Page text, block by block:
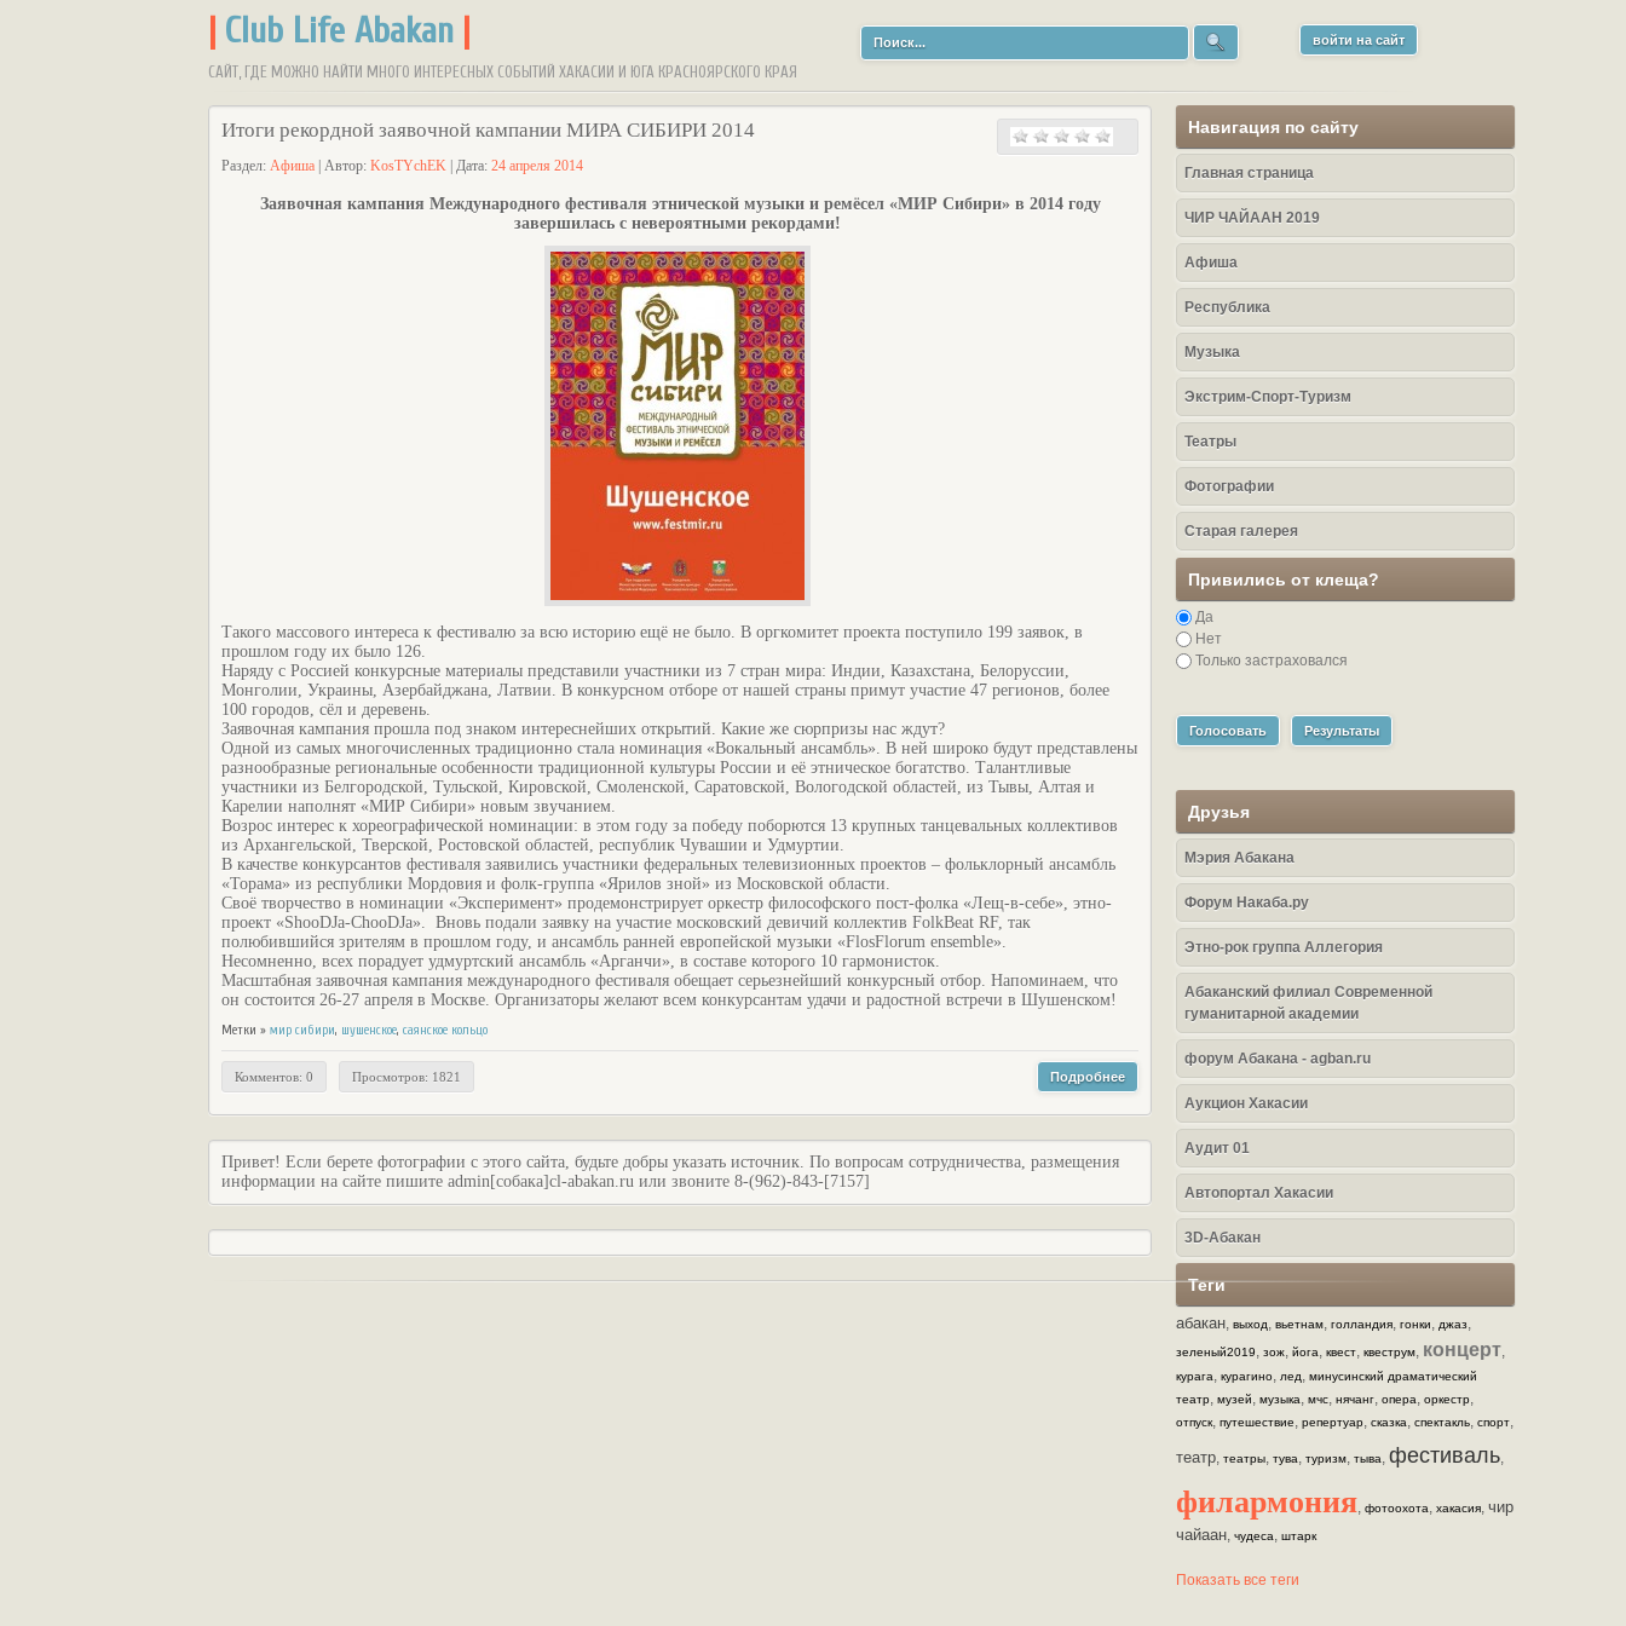
Club Life Abakan
САЙТ, ГДЕ МОЖНО НАЙТИ МНОГО ИНТЕРЕСНЫХ СОБЫТИЙ ХАКАСИИ И ЮГА КРАСНОЯРСКОГО КРАЯ
войти на сайт
Итоги рекордной заявочной кампании МИРА СИБИРИ 2014
Раздел: Афиша | Автор: KosTYchEK | Дата: 24 апреля 2014
Заявочная кампания Международного фестиваля этнической музыки и ремёсел «МИР Сибири» в 2014 году
завершилась с невероятными рекордами!
Такого массового интереса к фестивалю за всю историю ещё не было. В оргкомитет проекта поступило 199 заявок, в
прошлом году их было 126.
Наряду с Россией конкурсные материалы представили участники из 7 стран мира: Индии, Казахстана, Белоруссии,
Монголии, Украины, Азербайджана, Латвии. В конкурсном отборе от нашей страны примут участие 47 регионов, более
100 городов, сёл и деревень.
Заявочная кампания прошла под знаком интереснейших открытий. Какие же сюрпризы нас ждут?
Одной из самых многочисленных традиционно стала номинация «Вокальный ансамбль». В ней широко будут представлены
разнообразные региональные особенности традиционной культуры России и её этническое богатство. Талантливые
участники из Белгородской, Тульской, Кировской, Смоленской, Саратовской, Вологодской областей, из Тывы, Алтая и
Карелии наполнят «МИР Сибири» новым звучанием.
Возрос интерес к хореографической номинации: в этом году за победу поборются 13 крупных танцевальных коллективов
из Архангельской, Тверской, Ростовской областей, республик Чувашии и Удмуртии.
В качестве конкурсантов фестиваля заявились участники федеральных телевизионных проектов – фольклорный ансамбль
«Торама» из республики Мордовия и фолк-группа «Ярилов зной» из Московской области.
Своё творчество в номинации «Эксперимент» продемонстрирует оркестр философского пост-фолка «Лещ-в-себе», этно-
проект «ShooDJa-ChooDJa». Вновь подали заявку на участие московский девичий коллектив FolkBeat RF, так
полюбившийся зрителям в прошлом году, и ансамбль ранней европейской музыки «FlosFlorum ensemble».
Несомненно, всех порадует удмуртский ансамбль «Арганчи», в составе которого 10 гармонисток.
Масштабная заявочная кампания международного фестиваля обещает серьезнейший конкурсный отбор. Напоминаем, что
он состоится 26-27 апреля в Москве. Организаторы желают всем конкурсантам удачи и радостной встречи в Шушенском!
Метки » мир сибири, шушенское, саянское кольцо
Комментов: 0 Просмотров: 1821 Подробнее
Привет! Если берете фотографии с этого сайта, будьте добры указать источник. По вопросам сотрудничества, размещения
информации на сайте пишите admin[собака]cl-abakan.ru или звоните 8-(962)-843-[7157]
Навигация по сайту
Главная страница
ЧИР ЧАЙААН 2019
Афиша
Республика
Музыка
Экстрим-Спорт-Туризм
Театры
Фотографии
Старая галерея
Привились от клеща?
Да
Нет
Только застраховался
Голосовать Результаты
Друзья
Мэрия Абакана
Форум Накаба.ру
Этно-рок группа Аллегория
Абаканский филиал Современной
гуманитарной академии
форум Абакана - agban.ru
Аукцион Хакасии
Аудит 01
Автопортал Хакасии
3D-Абакан
Теги
абакан, выход, вьетнам, голландия, гонки, джаз,
зеленый2019, зож, йога, квест, квеструм, концерт,
курага, курагино, лед, минусинский драматический
театр, музей, музыка, мчс, нячанг, опера, оркестр,
отпуск, путешествие, репертуар, сказка, спектакль, спорт,
театр, театры, тува, туризм, тыва, фестиваль,
филармония, фотоохота, хакасия, чир
чайаан, чудеса, штарк
Показать все теги